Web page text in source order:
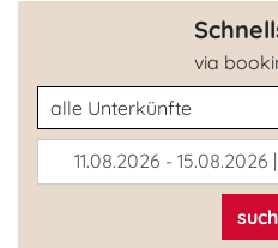
via
Unterkunftsart
11.08.2026 - 15.08.2026